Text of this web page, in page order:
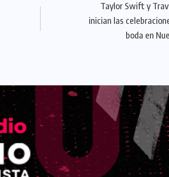
Taylor Swift y
inician las
boda en